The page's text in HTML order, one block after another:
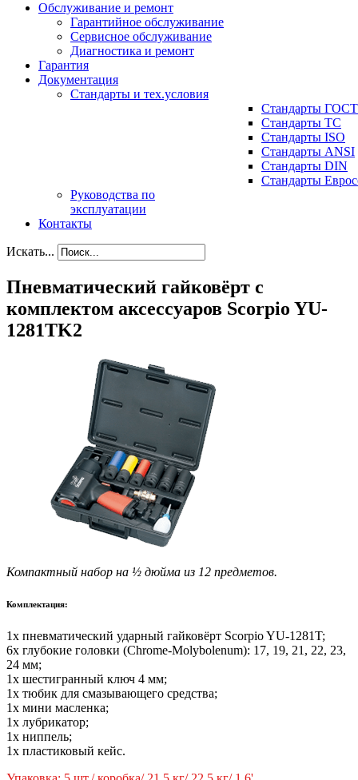
Обслуживание и ремонт
Гарантийное обслуживание
Сервисное обслуживание
Диагностика и ремонт
Гарантия
Документация
Стандарты и тех.условия
Стандарты ГОСТ
Стандарты ТС
Стандарты ISO
Стандарты ANSI
Стандарты DIN
Стандарты
Руководства по
эксплуатации
Контакты
Искать...
Пневматический гайковёрт с
комплектом аксессуаров Scorpio YU-
1281TK2
Компактный набор на ½ дюйма из 12 предметов.
Комплектация:
1x пневматический ударный гайковёрт Scorpio YU-1281T;
6x глубокие головки (Chrome-Molybolenum): 17, 19, 21, 22, 23,
24 мм;
1x шестигранный ключ 4 мм;
1x тюбик для смазывающего средства;
1x мини масленка;
1x лубрикатор;
1x ниппель;
1x пластиковый кейс.